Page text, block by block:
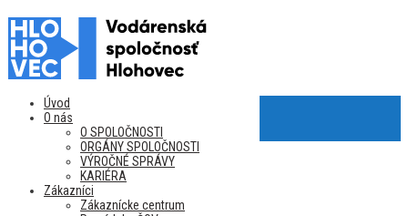
Úvod
O nás
O SPOLOČNOSTI
ORGÁNY SPOLOČNOSTI
VÝROČNÉ SPRÁVY
KARIÉRA
Zákazníci
Zákaznícke centrum